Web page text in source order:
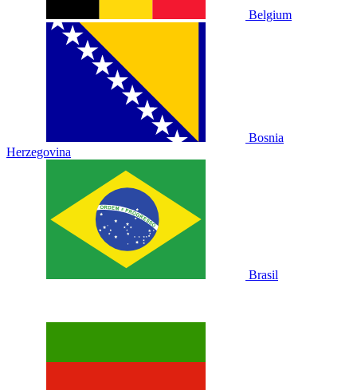
Belgium
Bosnia
Herzegovina
Brasil